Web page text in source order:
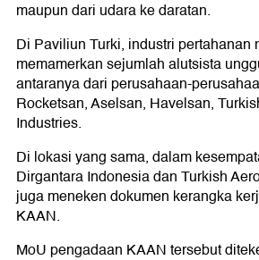
maupun dari udara ke daratan.
Di Paviliun Turki, industri pertahanan
memamerkan sejumlah alutsista
antaranya dari perusahaan-
Rocketsan, Aselsan, Havelsan,
Industries.
Di lokasi yang sama, dalam
Dirgantara Indonesia dan Turkish
juga meneken dokumen kerangka
KAAN.
MoU pengadaan KAAN tersebut